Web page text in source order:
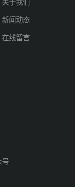
关于我们
新闻动态
在线留言
号